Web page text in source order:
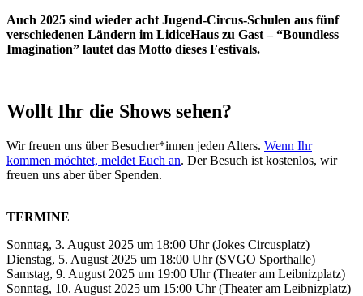
Auch 2025 sind wieder acht Jugend-Circus-Schulen aus fünf
verschiedenen Ländern im LidiceHaus zu Gast – “Boundless
Imagination” lautet das Motto dieses Festivals.
Wollt Ihr die Shows sehen?
Wir freuen uns über Besucher*innen jeden Alters. Wenn Ihr
kommen möchtet, meldet Euch an. Der Besuch ist kostenlos, wir
freuen uns aber über Spenden.
TERMINE
Sonntag, 3. August 2025 um 18:00 Uhr (Jokes Circusplatz)
Dienstag, 5. August 2025 um 18:00 Uhr (SVGO Sporthalle)
Samstag, 9. August 2025 um 19:00 Uhr (Theater am Leibnizplatz)
Sonntag, 10. August 2025 um 15:00 Uhr (Theater am Leibnizplatz)